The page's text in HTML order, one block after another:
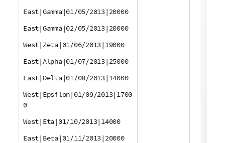
East|Gamma|01/05/2013|20000
East|Gamma|02/05/2013|20000
West|Zeta|01/06/2013|19000
East|Alpha|01/07/2013|25000
East|Delta|01/08/2013|14000
West|Epsilon|01/09/2013|1700
0
West|Eta|01/10/2013|14000
East|Beta|01/11/2013|20000